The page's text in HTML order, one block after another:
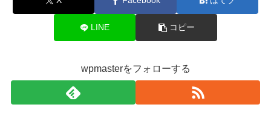
LINE コピー
wpmasterをフォローする